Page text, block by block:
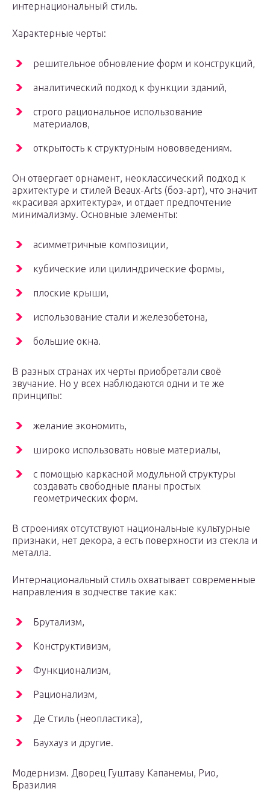
интернациональный стиль.
Характерные черты:
решительное обновление форм и конструкций,
аналитический подход к функции зданий,
строго рациональное использование
материалов,
открытость к структурным нововведениям.
Он отвергает орнамент, неоклассический подход к
архитектуре и стилей Beaux-Arts (боз-арт), что значит
«красивая архитектура», и отдает предпочтение
минимализму. Основные элементы:
асимметричные композиции,
кубические или цилиндрические формы,
плоские крыши,
использование стали и железобетона,
большие окна.
В разных странах их черты приобретали своё
звучание. Но у всех наблюдаются одни и те же
принципы:
желание экономить,
широко использовать новые материалы,
с помощью каркасной модульной структуры
создавать свободные планы простых
геометрических форм.
В строениях отсутствуют национальные культурные
признаки, нет декора, а есть поверхности из стекла и
металла.
Интернациональный стиль охватывает современные
направления в зодчестве такие как:
Брутализм,
Конструктивизм,
Функционализм,
Рационализм,
Де Стиль (неопластика),
Баухауз и другие.
Модернизм. Дворец Гуштаву Капанемы, Рио,
Бразилия